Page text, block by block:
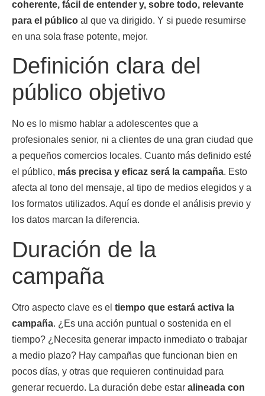
coherente, fácil de entender y, sobre todo, relevante
para el público al que va dirigido. Y si puede resumirse
en una sola frase potente, mejor.
Definición clara del
público objetivo
No es lo mismo hablar a adolescentes que a
profesionales senior, ni a clientes de una gran ciudad que
a pequeños comercios locales. Cuanto más definido esté
el público, más precisa y eficaz será la campaña. Esto
afecta al tono del mensaje, al tipo de medios elegidos y a
los formatos utilizados. Aquí es donde el análisis previo y
los datos marcan la diferencia.
Duración de la
campaña
Otro aspecto clave es el tiempo que estará activa la
campaña. ¿Es una acción puntual o sostenida en el
tiempo? ¿Necesita generar impacto inmediato o trabajar
a medio plazo? Hay campañas que funcionan bien en
pocos días, y otras que requieren continuidad para
generar recuerdo. La duración debe estar alineada con